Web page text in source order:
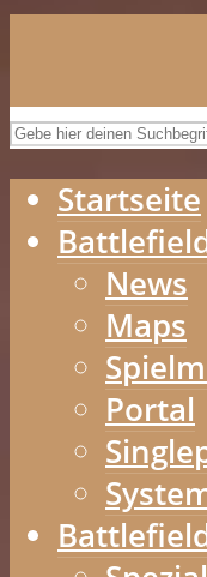
Startseite
News
Maps
Portal